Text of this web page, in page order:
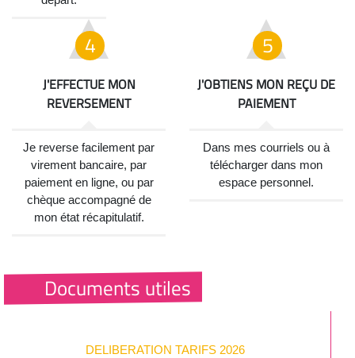
J'EFFECTUE MON
REVERSEMENT
Je reverse facilement par
virement bancaire, par
paiement en ligne, ou par
chèque accompagné de
mon état récapitulatif.
J'OBTIENS MON REÇU DE
PAIEMENT
Dans mes courriels ou à
télécharger dans mon
espace personnel.
Documents utiles
DELIBERATION TARIFS 2026